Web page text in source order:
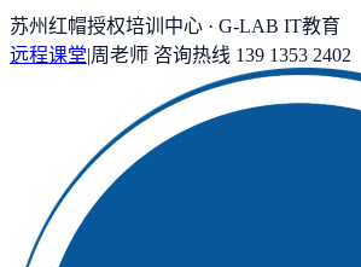
苏州红帽授权培训中心 · G-LAB IT教育
远程课堂|周老师 咨询热线 139 1353 2402